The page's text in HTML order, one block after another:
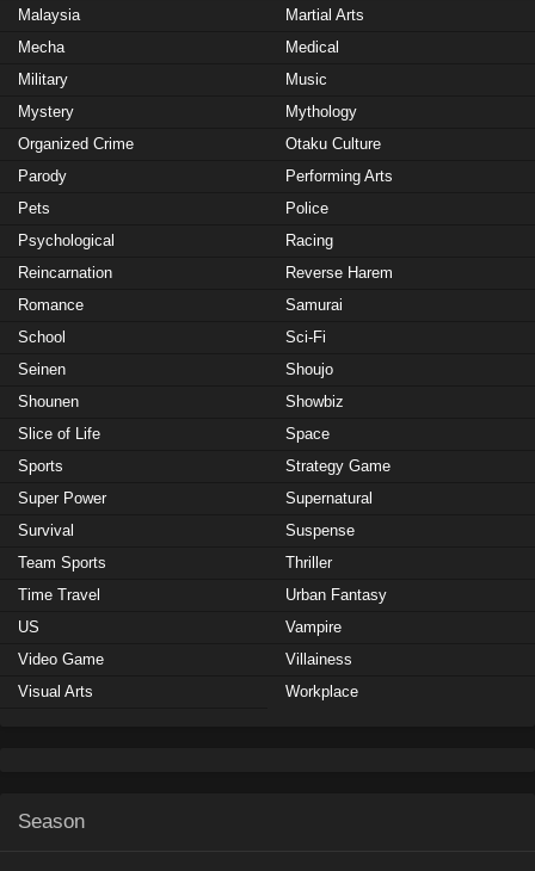
Malaysia
Martial Arts
Mecha
Medical
Military
Music
Mystery
Mythology
Organized Crime
Otaku Culture
Parody
Performing Arts
Pets
Police
Psychological
Racing
Reincarnation
Reverse Harem
Romance
Samurai
School
Sci-Fi
Seinen
Shoujo
Shounen
Showbiz
Slice of Life
Space
Sports
Strategy Game
Super Power
Supernatural
Survival
Suspense
Team Sports
Thriller
Time Travel
Urban Fantasy
US
Vampire
Video Game
Villainess
Visual Arts
Workplace
Season